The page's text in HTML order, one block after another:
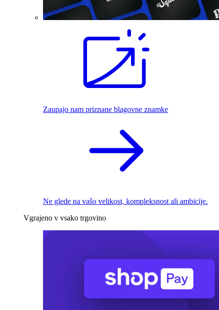
Zaupajo nam priznane blagovne znamke
Ne glede na vašo velikost, kompleksnost ali ambicije.
Vgrajeno v vsako trgovino